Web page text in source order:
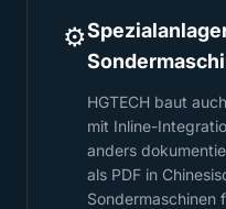
⚙️
HGTECH baut
mit Inline-
anders
als PDF in
Sondermaschinen